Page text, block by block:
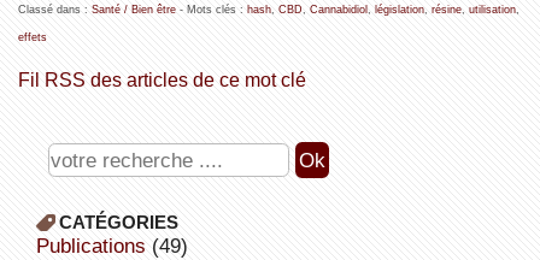
Classé dans : Santé / Bien être- Mots clés : hash, CBD Cannabidiol législation, résine, utilisation,
effets
Fil RSS des articles de ce mot clé
CATÉGORIES
publications (49)